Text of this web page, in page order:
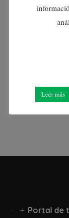
Portal de
Leer más